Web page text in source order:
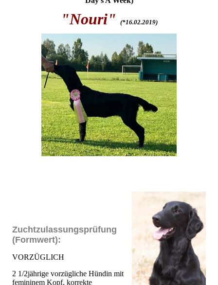
"Nouri" (*16.02.2019)
Zuchtzulassungsprüfung
(Formwert):
VORZÜGLICH
2 1/2jährige vorzügliche Hündin mit
femininem Kopf, korrekte